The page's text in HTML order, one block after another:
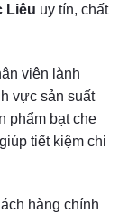
Liêu uy tín, chất
viên lành
vực sản suất
phẩm bạt che
tiết kiệm chi
hàng chính